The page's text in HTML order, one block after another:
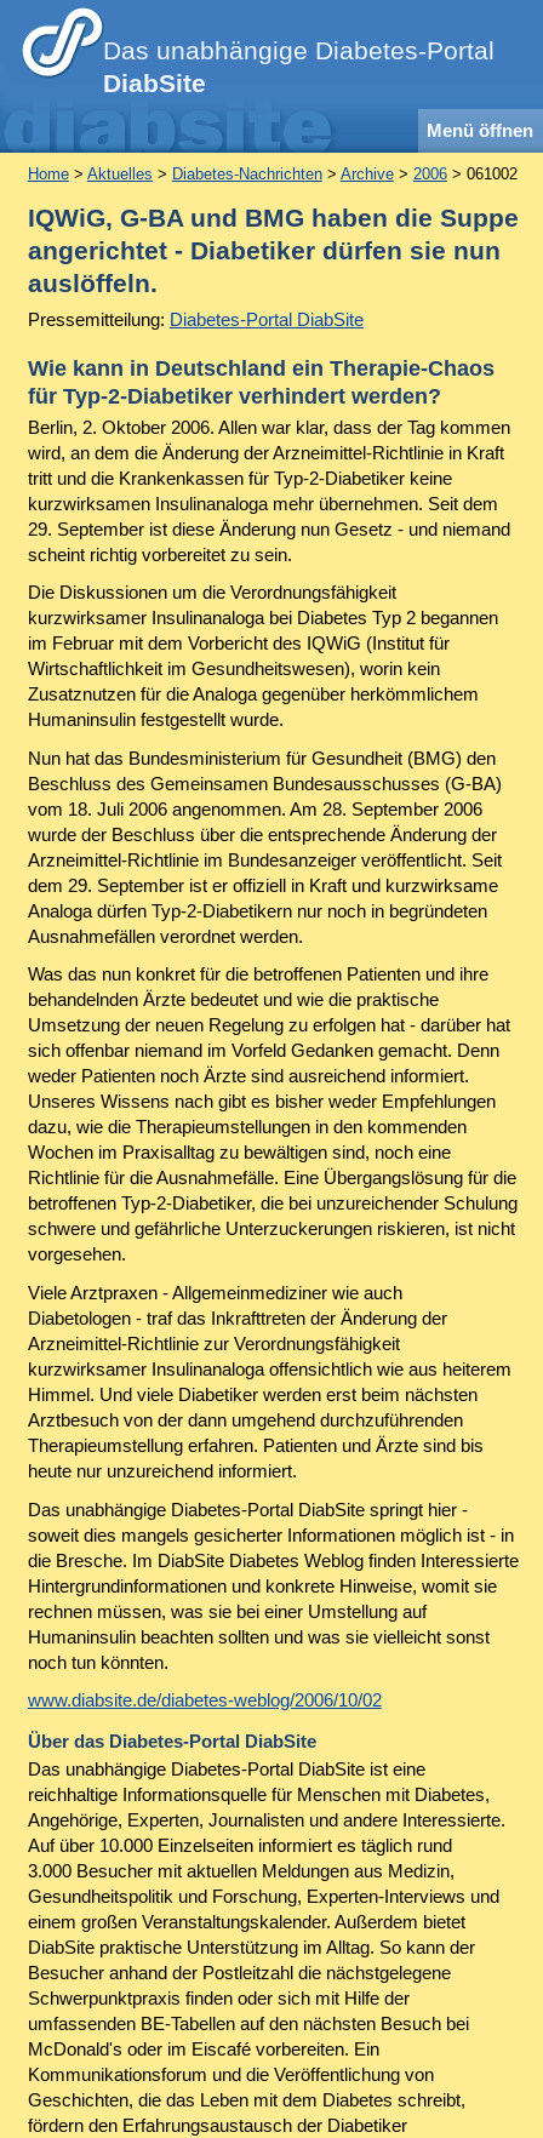
Das unabhängige Diabetes-Portal
DiabSite
Menü öffnen
Home> Aktuelles > Diabetes-Nachrichten> Archive> 2006> 061002
IQWiG, G-BA und BMG haben die Suppe
angerichtet - Diabetiker dürfen sie nun
auslöffeln.
Pressemitteilung: Diabetes-Portal DiabSite
Wie kann in Deutschland ein Therapie-Chaos
für Typ-2-Diabetiker verhindert werden?
Berlin, 2. Oktober 2006. Allen war klar, dass der Tag kommen
wird, an dem die Änderung der Arzneimittel-Richtlinie in Kraft
tritt und die Krankenkassen für Typ-2-Diabetiker keine
kurzwirksamen Insulinanaloga mehr übernehmen. Seit dem
29. September ist diese Änderung nun Gesetz - und niemand
scheint richtig vorbereitet zu sein.
Die Diskussionen um die Verordnungsfähigkeit
kurzwirksamer Insulinanaloga bei Diabetes Typ 2 begannen
im Februar mit dem Vorbericht des IQWiG (Institut für
Wirtschaftlichkeit im Gesundheitswesen), worin kein
Zusatznutzen für die Analoga gegenüber herkömmlichem
Humaninsulin festgestellt wurde.
Nun hat das Bundesministerium für Gesundheit (BMG) den
Beschluss des Gemeinsamen Bundesausschusses (G-BA)
vom 18. Juli 2006 angenommen. Am 28. September 2006
wurde der Beschluss über die entsprechende Änderung der
Arzneimittel-Richtlinie im Bundesanzeiger veröffentlicht. Seit
dem 29. September ist er offiziell in Kraft und kurzwirksame
Analoga dürfen Typ-2-Diabetikern nur noch in begründeten
Ausnahmefällen verordnet werden.
Was das nun konkret für die betroffenen Patienten und ihre
behandelnden Ärzte bedeutet und wie die praktische
Umsetzung der neuen Regelung zu erfolgen hat - darüber hat
sich offenbar niemand im Vorfeld Gedanken gemacht. Denn
weder Patienten noch Ärzte sind ausreichend informiert.
Unseres Wissens nach gibt es bisher weder Empfehlungen
dazu, wie die Therapieumstellungen in den kommenden
Wochen im Praxisalltag zu bewältigen sind, noch eine
Richtlinie für die Ausnahmefälle. Eine Übergangslösung für die
betroffenen Typ-2-Diabetiker, die bei unzureichender Schulung
schwere und gefährliche Unterzuckerungen riskieren, ist nicht
vorgesehen.
Viele Arztpraxen - Allgemeinmediziner wie auch
Diabetologen - traf das Inkrafttreten der Änderung der
Arzneimittel-Richtlinie zur Verordnungsfähigkeit
kurzwirksamer Insulinanaloga offensichtlich wie aus heiterem
Himmel. Und viele Diabetiker werden erst beim nächsten
Arztbesuch von der dann umgehend durchzuführenden
Therapieumstellung erfahren. Patienten und Ärzte sind bis
heute nur unzureichend informiert.
Das unabhängige Diabetes-Portal DiabSite springt hier -
soweit dies mangels gesicherter Informationen möglich ist - in
die Bresche. Im DiabSite Diabetes Weblog finden Interessierte
Hintergrundinformationen und konkrete Hinweise, womit sie
rechnen müssen, was sie bei einer Umstellung auf
Humaninsulin beachten sollten und was sie vielleicht sonst
noch tun könnten.
www.diabsite.de/diabetes-weblog/2006/10/02
Über das Diabetes-Portal DiabSite
Das unabhängige Diabetes-Portal DiabSite ist eine
reichhaltige Informationsquelle für Menschen mit Diabetes,
Angehörige, Experten, Journalisten und andere Interessierte.
Auf über 10.000 Einzelseiten informiert es täglich rund
3.000 Besucher mit aktuellen Meldungen aus Medizin,
Gesundheitspolitik und Forschung, Experten-Interviews und
einem großen Veranstaltungskalender. Außerdem bietet
DiabSite praktische Unterstützung im Alltag. So kann der
Besucher anhand der Postleitzahl die nächstgelegene
Schwerpunktpraxis finden oder sich mit Hilfe der
umfassenden BE-Tabellen auf den nächsten Besuch bei
McDonald's oder im Eiscafé vorbereiten. Ein
Kommunikationsforum und die Veröffentlichung von
Geschichten, die das Leben mit dem Diabetes schreibt,
fördern den Erfahrungsaustausch der Diabetiker